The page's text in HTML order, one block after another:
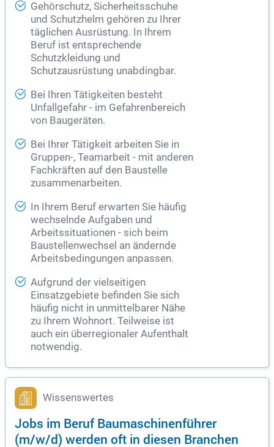
Gehörschutz, Sicherheitsschuhe
und Schutzhelm gehören zu Ihrer
täglichen Ausrüstung. In Ihrem
Beruf ist entsprechende
Schutzkleidung und
Schutzausrüstung unabdingbar.
Bei Ihren Tätigkeiten besteht
Unfallgefahr - im Gefahrenbereich
von Baugeräten.
Bei Ihrer Tätigkeit arbeiten Sie in
Gruppen-, Teamarbeit - mit anderen
Fachkräften auf den Baustelle
zusammenarbeiten.
In Ihrem Beruf erwarten Sie häufig
wechselnde Aufgaben und
Arbeitssituationen - sich beim
Baustellenwechsel an ändernde
Arbeitsbedingungen anpassen.
Aufgrund der vielseitigen
Einsatzgebiete befinden Sie sich
häufig nicht in unmittelbarer Nähe
zu Ihrem Wohnort. Teilweise ist
auch ein überregionaler Aufenthalt
notwendig.
Wissenswertes
Jobs im Beruf Baumaschinenführer
(m/w/d) werden oft in diesen Branchen